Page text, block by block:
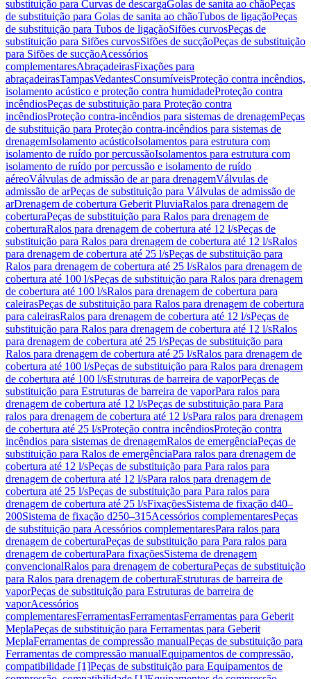
substituição para Curvas de descargaGolas de sanita ao chãoPeças
de substituição para Golas de sanita ao chãoTubos de ligaçãoPeças
de substituição para Tubos de ligaçãoSifões curvosPeças de
substituição para Sifões curvosSifões de sucçãoPeças de substituição
para Sifões de sucçãoAcessórios
complementaresAbraçadeirasFixações para
abraçadeirasTampasVedantesConsumíveisProteção contra incêndios,
isolamento acústico e proteção contra humidadeProteção contra
incêndiosPeças de substituição para Proteção contra
incêndiosProteção contra-incêndios para sistemas de drenagemPeças
de substituição para Proteção contra-incêndios para sistemas de
drenagemIsolamento acústicoIsolamentos para estrutura com
isolamento de ruído por percussãoIsolamentos para estrutura com
isolamento de ruído por percussão e isolamento de ruído
aéreoVálvulas de admissão de ar para drenagemVálvulas de
admissão de arPeças de substituição para Válvulas de admissão de
arDrenagem de cobertura Geberit PluviaRalos para drenagem de
coberturaPeças de substituição para Ralos para drenagem de
coberturaRalos para drenagem de cobertura até 12 l/sPeças de
substituição para Ralos para drenagem de cobertura até 12 l/sRalos
para drenagem de cobertura até 25 l/sPeças de substituição para
Ralos para drenagem de cobertura até 25 l/sRalos para drenagem de
cobertura até 100 l/sPeças de substituição para Ralos para drenagem
de cobertura até 100 l/sRalos para drenagem de cobertura para
caleirasPeças de substituição para Ralos para drenagem de cobertura
para caleirasRalos para drenagem de cobertura até 12 l/sPeças de
substituição para Ralos para drenagem de cobertura até 12 l/sRalos
para drenagem de cobertura até 25 l/sPeças de substituição para
Ralos para drenagem de cobertura até 25 l/sRalos para drenagem de
cobertura até 100 l/sPeças de substituição para Ralos para drenagem
de cobertura até 100 l/sEstruturas de barreira de vaporPeças de
substituição para Estruturas de barreira de vaporPara ralos para
drenagem de cobertura até 12 l/sPeças de substituição para Para
ralos para drenagem de cobertura até 12 l/sPara ralos para drenagem
de cobertura até 25 l/sProteção contra incêndiosProteção contra
incêndios para sistemas de drenagemRalos de emergênciaPeças de
substituição para Ralos de emergênciaPara ralos para drenagem de
cobertura até 12 l/sPeças de substituição para Para ralos para
drenagem de cobertura até 12 l/sPara ralos para drenagem de
cobertura até 25 l/sPeças de substituição para Para ralos para
drenagem de cobertura até 25 l/sFixaçõesSistema de fixação d40–
200Sistema de fixação d250–315Acessórios complementaresPeças
de substituição para Acessórios complementaresPara ralos para
drenagem de coberturaPeças de substituição para Para ralos para
drenagem de coberturaPara fixaçõesSistema de drenagem
convencionalRalos para drenagem de coberturaPeças de substituição
para Ralos para drenagem de coberturaEstruturas de barreira de
vaporPeças de substituição para Estruturas de barreira de
vaporAcessórios
complementaresFerramentasFerramentasFerramentas para Geberit
MeplaPeças de substituição para Ferramentas para Geberit
MeplaFerramentas de compressão manualPeças de substituição para
Ferramentas de compressão manualEquipamentos de compressão,
compatibilidade [1]Peças de substituição para Equipamentos de